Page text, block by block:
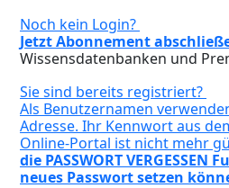
Noch kein Login?
Jetzt Abonnement
Wissensdatenbanken und
Sie sind bereits registriert?
Als Benutzernamen
Adresse. Ihr Kennwort aus
Online-Portal ist nicht mehr
die PASSWORT
neues Passwort setzen